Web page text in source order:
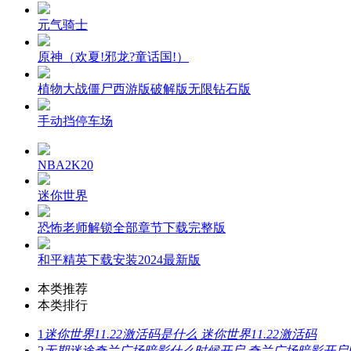
元气骑士
原神（欢夏!邪龙?童话国!）
植物大战僵尸西游版破解版无限钻石版
手动挡停车场
NBA2K20
迷你世界
恐怖老师解锁全部章节下载完整版
和平精英下载安装2024最新版
本类推荐
本类排行
1 迷你世界11.22激活码是什么 迷你世界11.22激活码